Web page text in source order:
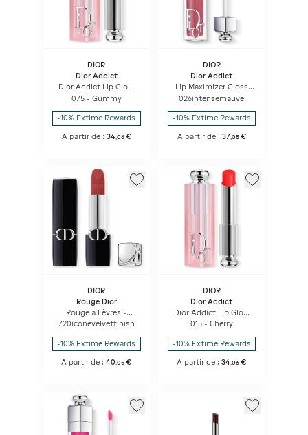
DIOR
Dior Addict
Dior Addict Lip Glow
Baume à Lèvres
Hydratant 48 H -
Couleur Activée Par Le
Ph
075 - Gummy
-10% Extime Rewards
A partir de : 34,06 €
DIOR
Dior Addict
Lip Maximizer Gloss
repulpant lèvres -
hydratation et effet
volume - instantané et
longue durée
026intensemauve
-10% Extime Rewards
A partir de : 37,05 €
DIOR
Rouge Dior
Rouge à Lèvres -
Confort Et Longue
Tenue - Soin Floral
Hydratant
720iconevelvetfinish
-10% Extime Rewards
A partir de :40 ,05 €
DIOR
Dior Addict
Dior Addict Lip Glow
Baume à Lèvres
Hydratant 48 H -
Couleur Activée Par Le
Ph
015 - Cherry
-10% Extime Rewards
A partir de :34 ,06 €